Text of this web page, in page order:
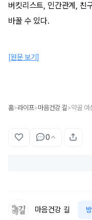
버킷리스트, 인간관계, 친
바꿀 수 있다.
[원문 보기]
홈>라이프>마음건강 길 >약골 여
0
마음건강 길